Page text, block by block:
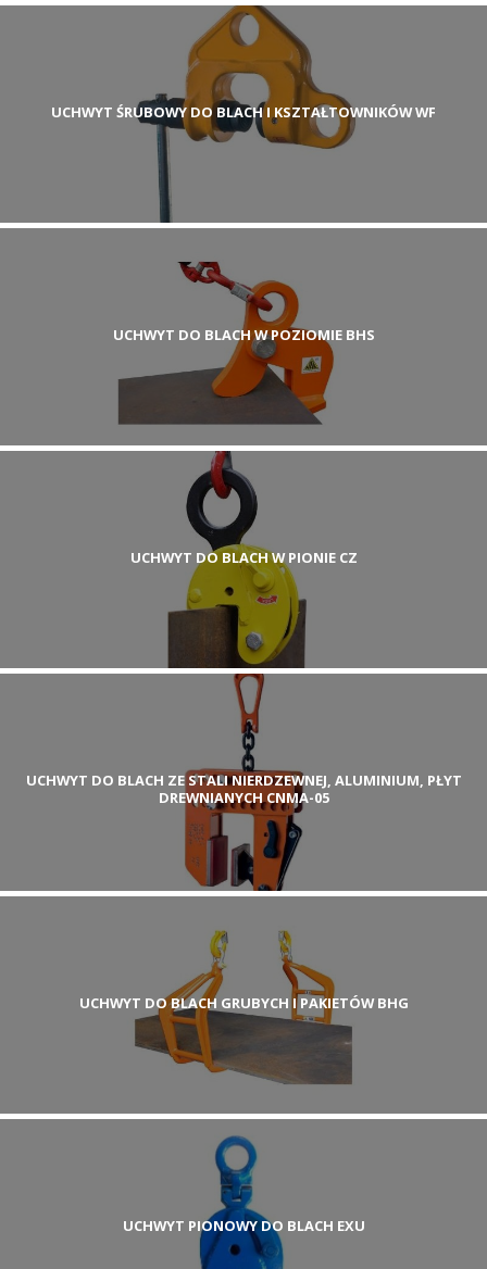
UCHWYT ŚRUBOWY DO BLACH I KSZTAŁTOWNIKÓW WF
UCHWYT DO BLACH W POZIOMIE BHS
UCHWYT DO BLACH W PIONIE CZ
UCHWYT DO BLACH ZE STALI NIERDZEWNEJ, ALUMINIUM, PŁYT
DREWNIANYCH CNMA-05
UCHWYT DO BLACH GRUBYCH I PAKIETÓW BHG
UCHWYT PIONOWY DO BLACH EXU